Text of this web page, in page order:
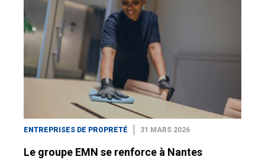
ENTREPRISES DE PROPRETÉ 31 MARS 2026
Le groupe EMN se renforce à Nantes